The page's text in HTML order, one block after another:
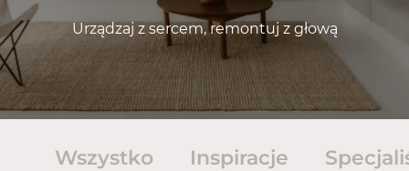
Urządzaj z sercem, remontuj z głową
Wszystko Inspiracje